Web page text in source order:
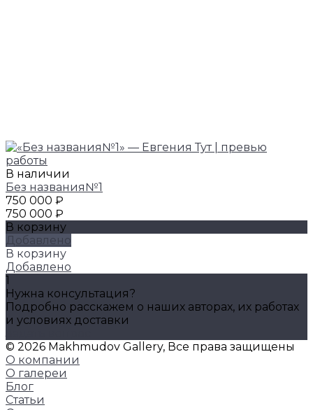
В наличии
Без названия№1
750 000 ₽
750 000 ₽
В корзину
Добавлено
В корзину
Добавлено
1
Нужна консультация?
Подробно расскажем о наших авторах, их работах
и условиях доставки
© 2026 Makhmudov Gallery, Все права защищены
О компании
О галереи
Блог
Статьи